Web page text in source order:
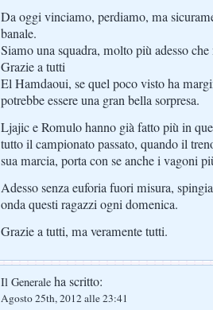
Da oggi vinciamo, perdiamo, ma
banale.
Siamo una squadra, molto più adesso
Grazie a tutti
El Hamdaoui, se quel poco visto ha
potrebbe essere una gran bella sorpresa.
Ljajic e Romulo hanno già fatto più in
tutto il campionato passato, quando il
sua marcia, porta con se anche i vagoni
Adesso senza euforia fuori misura,
onda questi ragazzi ogni domenica.
Grazie a tutti, ma veramente tutti.
Il Generale ha scritto:
Agosto 25th, 2012 alle 23:41